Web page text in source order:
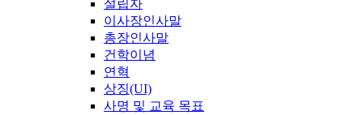
설립자
이사장인사말
총장인사말
건학이념
연혁
상징(UI)
사명 및 교육 목표